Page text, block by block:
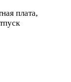
плата,